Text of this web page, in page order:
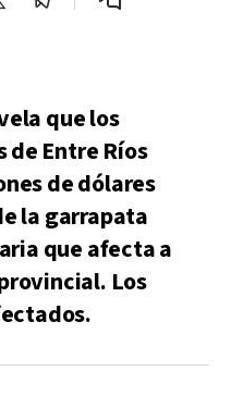
que los
Entre Ríos
de dólares
la garrapata
que afecta a
Los